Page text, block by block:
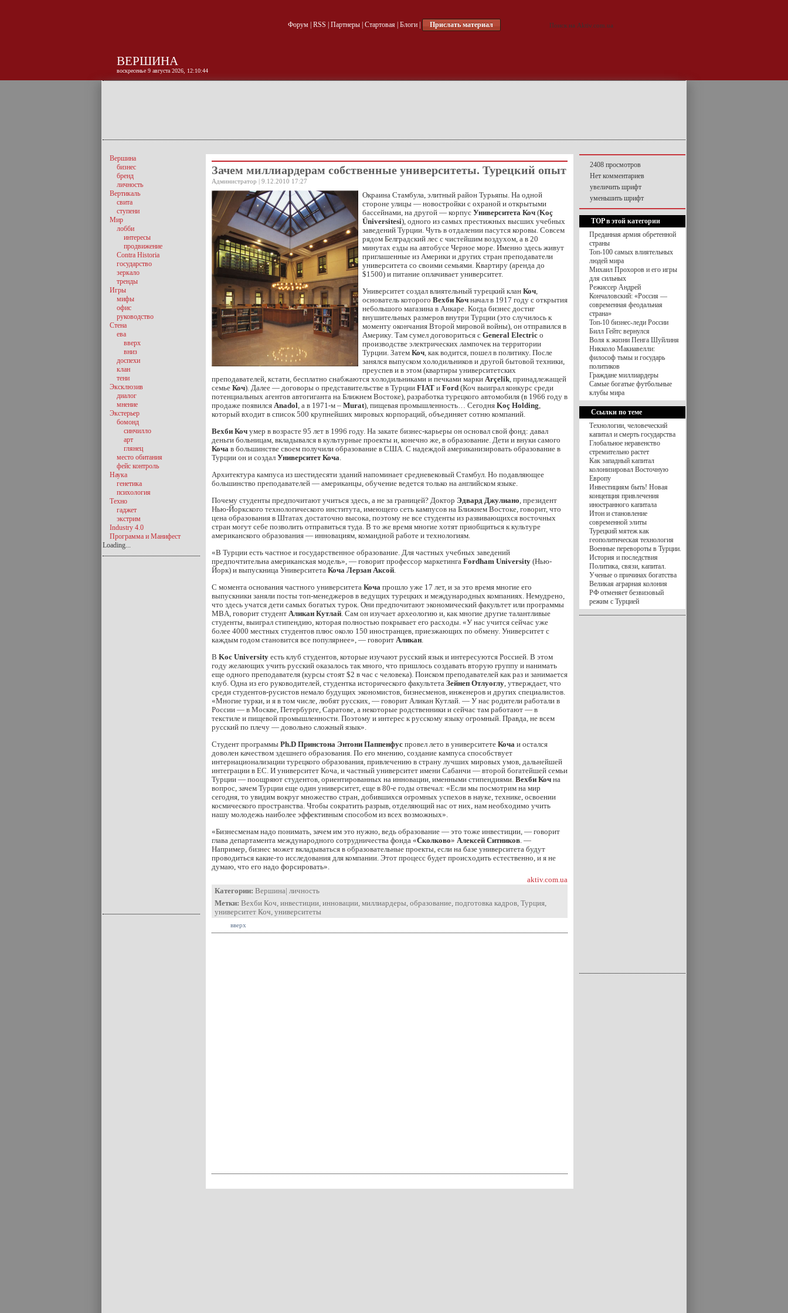
Форум| RSS Партнеры| Стартовая| Блоги| Прислать материал
ВЕРШИНА
воскресенье 9 августа 2026, 12:10:44
Зачем миллиардерам собственные университеты. Турецкий опыт
Администратор | 9.12.2010 17:27
Окраина Стамбула, элитный район Турьяпы. На одной
стороне улицы — новостройки с охраной и открытыми
бассейнами, на другой — корпус Университета Коч (Koç
Üniversitesi), одного из самых престижных высших учебных
заведений Турции. Чуть в отдалении пасутся коровы. Совсем
рядом Белградский лес с чистейшим воздухом, а в 20
минутах езды на автобусе Черное море. Именно здесь живут
приглашенные из Америки и других стран преподаватели
университета со своими семьями. Квартиру (аренда до
$1500) и питание оплачивает университет.
Университет создал влиятельный турецкий клан Коч,
основатель которого Вехби Коч начал в 1917 году с открытия
небольшого магазина в Анкаре. Когда бизнес достиг
внушительных размеров внутри Турции (это случилось к
моменту окончания Второй мировой войны), он отправился в
Америку. Там сумел договориться с General Electric о
производстве электрических лампочек на территории
Турции. Затем Коч, как водится, пошел в политику. После
занялся выпуском холодильников и другой бытовой техники,
преуспев и в этом (квартиры университетских
преподавателей, кстати, бесплатно снабжаются холодильниками и печками марки Arçelik, принадлежащей
семье Коч). Далее — договоры о представительстве в Турции FIAT и Ford (Коч выиграл конкурс среди
потенциальных агентов автогиганта на Ближнем Востоке), разработка турецкого автомобиля (в 1966 году в
продаже появился Anadol, а в 1971-м – Murat), пищевая промышленность… Сегодня Koç Holding,
который входит в список 500 крупнейших мировых корпораций, объединяет сотню компаний.
Вехби Коч умер в возрасте 95 лет в 1996 году. На закате бизнес-карьеры он основал свой фонд: давал
деньги больницам, вкладывался в культурные проекты и, конечно же, в образование. Дети и внуки самого
Коча в большинстве своем получили образование в США. С надеждой американизировать образование в
Турции он и создал Университет Коча.
Архитектура кампуса из шестидесяти зданий напоминает средневековый Стамбул. Но подавляющее
большинство преподавателей — американцы, обучение ведется только на английском языке.
Почему студенты предпочитают учиться здесь, а не за границей? Доктор Эдвард Джулиано, президент
Нью-Йоркского технологического института, имеющего сеть кампусов на Ближнем Востоке, говорит, что
цена образования в Штатах достаточно высока, поэтому не все студенты из развивающихся восточных
стран могут себе позволить отправиться туда. В то же время многие хотят приобщиться к культуре
американского образования — инновациям, командной работе и технологиям.
«В Турции есть частное и государственное образование. Для частных учебных заведений
предпочтительна американская модель», — говорит профессор маркетинга Fordham University (Нью-
Йорк) и выпускница Университета Коча Лерзан Аксой.
С момента основания частного университета Коча прошло уже 17 лет, и за это время многие его
выпускники заняли посты топ-менеджеров в ведущих турецких и международных компаниях. Немудрено,
что здесь учатся дети самых богатых турок. Они предпочитают экономический факультет или программы
MBA, говорит студент Аликан Кутлай. Сам он изучает археологию и, как многие другие талантливые
студенты, выиграл стипендию, которая полностью покрывает его расходы. «У нас учится сейчас уже
более 4000 местных студентов плюс около 150 иностранцев, приезжающих по обмену. Университет с
каждым годом становится все популярнее», — говорит Аликан.
В Koc University есть клуб студентов, которые изучают русский язык и интересуются Россией. В этом
году желающих учить русский оказалось так много, что пришлось создавать вторую группу и нанимать
еще одного преподавателя (курсы стоят $2 в час с человека). Поиском преподавателей как раз и занимается
клуб. Одна из его руководителей, студентка исторического факультета Зейнеп Отлуоглу, утверждает, что
среди студентов-русистов немало будущих экономистов, бизнесменов, инженеров и других специалистов.
«Многие турки, и я в том числе, любят русских, — говорит Аликан Кутлай. — У нас родители работали в
России — в Москве, Петербурге, Саратове, а некоторые родственники и сейчас там работают — в
текстиле и пищевой промышленности. Поэтому и интерес к русскому языку огромный. Правда, не всем
русский по плечу — довольно сложный язык».
Студент программы Ph.D Принстона Энтони Паппенфус провел лето в университете Коча и остался
доволен качеством здешнего образования. По его мнению, создание кампуса способствует
интернационализации турецкого образования, привлечению в страну лучших мировых умов, дальнейшей
интеграции в ЕС. И университет Коча, и частный университет имени Сабанчи — второй богатейшей семьи
Турции — поощряют студентов, ориентированных на инновации, именными стипендиями. Вехби Коч на
вопрос, зачем Турции еще один университет, еще в 80-е годы отвечал: «Если мы посмотрим на мир
сегодня, то увидим вокруг множество стран, добившихся огромных успехов в науке, технике, освоении
космического пространства. Чтобы сократить разрыв, отделяющий нас от них, нам необходимо учить
нашу молодежь наиболее эффективным способом из всех возможных».
«Бизнесменам надо понимать, зачем им это нужно, ведь образование — это тоже инвестиции, — говорит
глава департамента международного сотрудничества фонда «Сколково» Алексей Ситников. —
Например, бизнес может вкладываться в образовательные проекты, если на базе университета будут
проводиться какие-то исследования для компании. Этот процесс будет происходить естественно, и я не
думаю, что его надо форсировать».
aktiv.com.ua
Категории: Вершина| личность
Метки: Вехби Коч, инвестиции, инновации, миллиардеры, образование, подготовка кадров, Турция,
университет Коч, университеты
вверх
Вершина
бизнес
бренд
личность
Вертикаль
свита
ступени
Мир
лобби
интересы
продвижение
Contra Historia
государство
зеркало
тренды
Игры
мифы
офис
руководство
Стена
ева
вверх
вниз
доспехи
клан
тени
Эксклюзив
диалог
мнение
Экстерьер
бомонд
синчилло
арт
глянец
место обитания
фейс контроль
Наука
генетика
психология
Техно
гаджет
экстрим
Industry 4.0
Программа и Манифест
Loading...
2408 просмотров
Нет комментариев
увеличить шрифт
уменьшить шрифт
TOP в этой категории
Преданная армия обретенной
страны
Топ-100 самых влиятельных
людей мира
Михаил Прохоров и его игры
для сильных
Режиссер Андрей
Кончаловский: «Россия —
современная феодальная
страна»
Топ-10 бизнес-леди России
Билл Гейтс вернулся
Воля к жизни Пенга Шуйлиня
Никколо Макиавелли:
философ тьмы и государь
политиков
Граждане миллиардеры
Самые богатые футбольные
клубы мира
Ссылки по теме
Технологии, человеческий
капитал и смерть государства
Глобальное неравенство
стремительно растет
Как западный капитал
колонизировал Восточную
Европу
Инвестициям быть! Новая
концепция привлечения
иностранного капитала
Итон и становление
современной элиты
Турецкий мятеж как
геополитическая технология
Военные перевороты в Турции.
История и последствия
Политика, связи, капитал.
Ученые о причинах богатства
Великая аграрная колония
РФ отменяет безвизовый
режим с Турцией